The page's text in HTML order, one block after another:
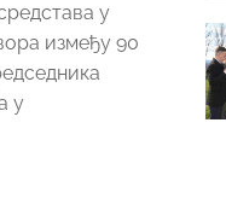
у
између 90
у